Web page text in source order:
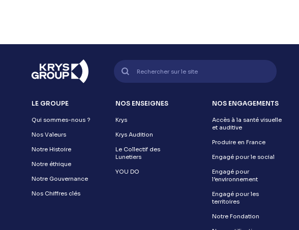
LE GROUPE
Qui sommes-nous ?
Nos Valeurs
Notre Histoire
Notre éthique
Notre Gouvernance
Nos Chiffres clés
NOS ENSEIGNES
Krys
Krys Audition
Le Collectif des
Lunetiers
YOU DO
NOS ENGAGEMENTS
Accès à la santé visuelle
et auditive
Produire en France
Engagé pour le social
Engagé pour
l’environnement
Engagé pour les
territoires
Notre Fondation